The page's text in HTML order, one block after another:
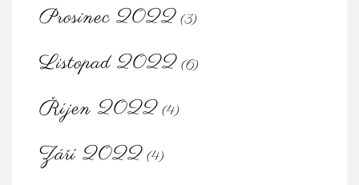
Prosinec 2022 (3)
Listopad 2022 (6)
Říjen 2022 (4)
Září 2022 (4)